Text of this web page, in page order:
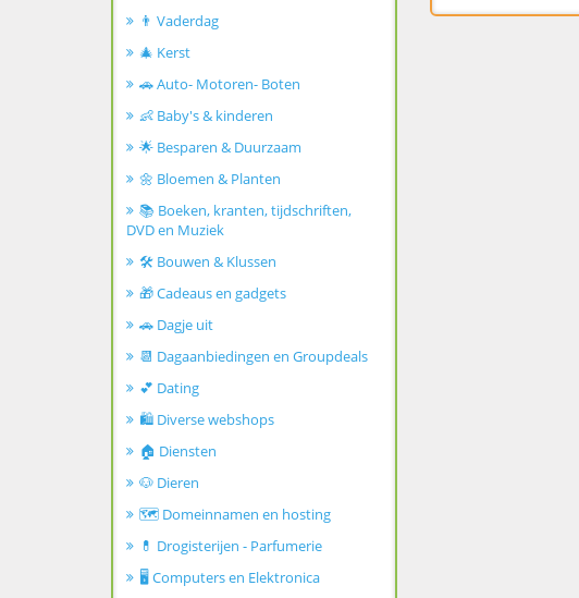
👨 Vaderdag
🎄 Kerst
🚗 Auto- Motoren- Boten
👶 Baby's & kinderen
🌟 Besparen & Duurzaam
🌼 Bloemen & Planten
📚 Boeken, kranten, tijdschriften,
DVD en Muziek
🛠️ Bouwen & Klussen
🎁 Cadeaus en gadgets
🚗 Dagje uit
📆 Dagaanbiedingen en Groupdeals
💕 Dating
🛍️ Diverse webshops
🏠 Diensten
🐶 Dieren
🗺️ Domeinnamen en hosting
💊 Drogisterijen - Parfumerie
🖥️ Computers en Elektronica